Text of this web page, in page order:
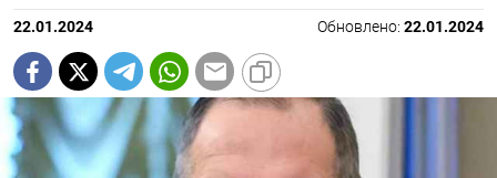
22.01.2024 Обновлено: 22.01.2024